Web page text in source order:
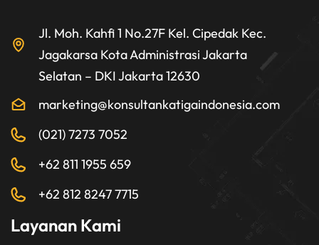
Jl. Moh. Kahfi 1 No.27F Kel. Cipedak Kec.
Jagakarsa Kota Administrasi Jakarta
Selatan – DKI Jakarta 12630
marketing@konsultankatigaindonesia.com
(021) 7273 7052
+62 811 1955 659
+62 812 8247 7715
Layanan Kami